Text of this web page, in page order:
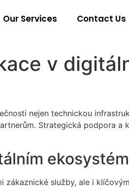
Our Services Contact Us
v
nejen technickou
Strategická podpora
služby, ale i